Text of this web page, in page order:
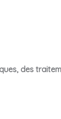
des